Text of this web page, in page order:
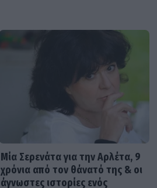
Μία Σερενάτα για την Αρλέτα, 9
χρόνια από τον θάνατό της & οι
άγνωστες ιστορίες ενός